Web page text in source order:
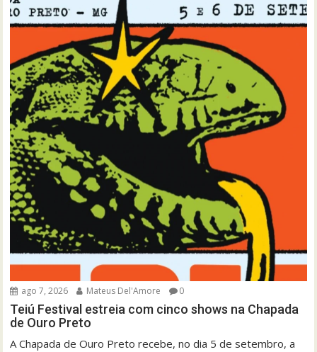
ago 7, 2026 Mateus Del'Amore 0
Teiú Festival estreia com cinco shows na Chapada
de Ouro Preto
A Chapada de Ouro Preto recebe, no dia 5 de setembro, a